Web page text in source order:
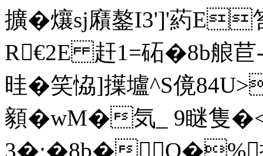
擴�爙sj廭鏊I3']'葯
R€2E 赶1=砳�8b艆苣
晆�笑恊]擛壚^S傹
顡�wM�気_ 9瞇隻
3�;�8b�Q�%捛